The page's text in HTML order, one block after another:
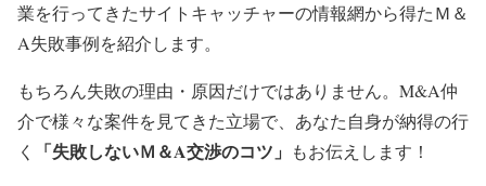
業を行ってきたサイトキャッチャーの情報網から得たＭ＆
A失敗事例を紹介します。
もちろん失敗の理由・原因だけではありません。M&A仲
介で様々な案件を見てきた立場で、あなた自身が納得の行
く
「失敗しないＭ＆A交渉のコツ」 もお伝えします！